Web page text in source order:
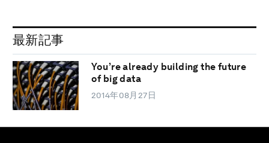
最新記事
You’re already building the future
of big data
2014年08月27日